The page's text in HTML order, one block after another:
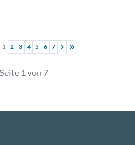
1 2 3 4 5 6 7
Seite 1 von 7